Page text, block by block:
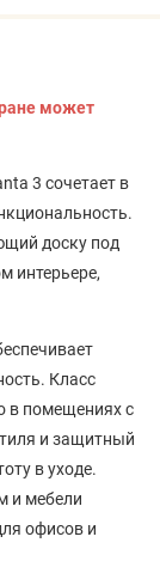
может
3 сочетает в
доску под
интерьере,
Класс
в помещениях с
и защитный
в уходе.
и мебели
офисов и